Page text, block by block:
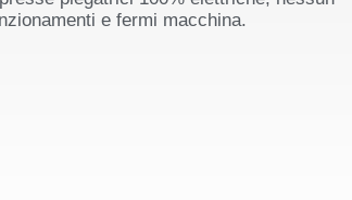
e fermi macchina.